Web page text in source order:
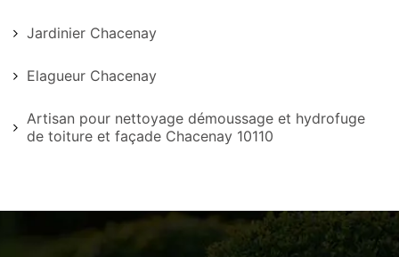
Jardinier Chacenay
Elagueur Chacenay
Artisan pour nettoyage démoussage et hydrofuge
de toiture et façade Chacenay 10110